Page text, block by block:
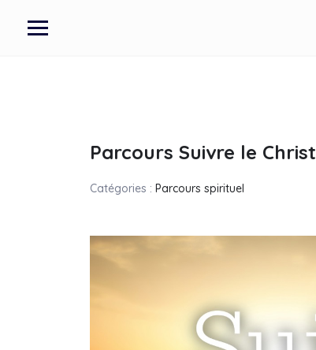
Parcours Suivre le Christ
Catégories : Parcours spirituel